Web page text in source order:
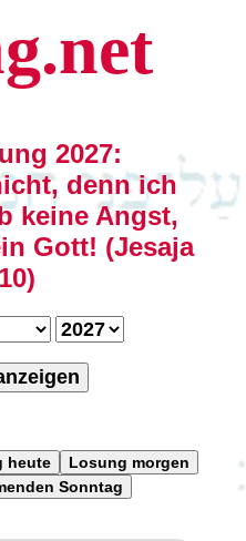
2027:
denn ich
keine Angst,
Gott! (Jesaja
heute
Losung morgen
Sonntag